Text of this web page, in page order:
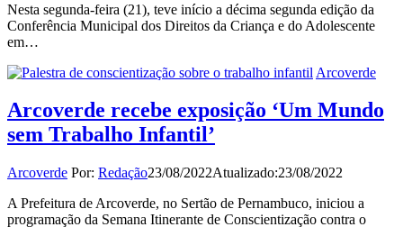
Nesta segunda-feira (21), teve início a décima segunda edição da
Conferência Municipal dos Direitos da Criança e do Adolescente
em…
Arcoverde
Arcoverde recebe exposição ‘Um Mundo
sem Trabalho Infantil’
Arcoverde Por: Redação23/08/2022Atualizado:23/08/2022
A Prefeitura de Arcoverde, no Sertão de Pernambuco, iniciou a
programação da Semana Itinerante de Conscientização contra o